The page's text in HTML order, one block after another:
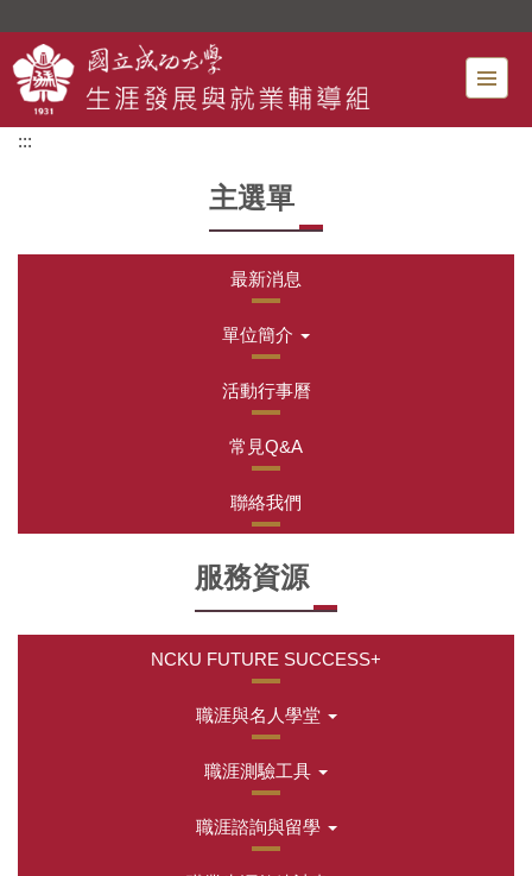
主
要
內
:::
主選單
最新消息
單位簡介
活動行事曆
常見Q&A
聯絡我們
服務資源
NCKU FUTURE SUCCESS+
職涯與名人學堂
職涯測驗工具
職涯諮詢與留學